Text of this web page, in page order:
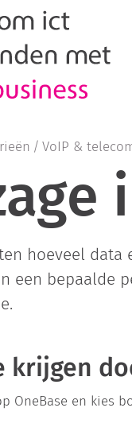
VoIP &
hoeveel data
een bepaalde
krijgen
OneBase en kies